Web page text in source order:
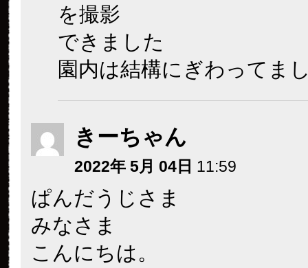
を撮影
できました
園内は結構にぎわってま
きーちゃん
2022年 5月 04日 11:59
ぱんだうじさま
みなさま
こんにちは。